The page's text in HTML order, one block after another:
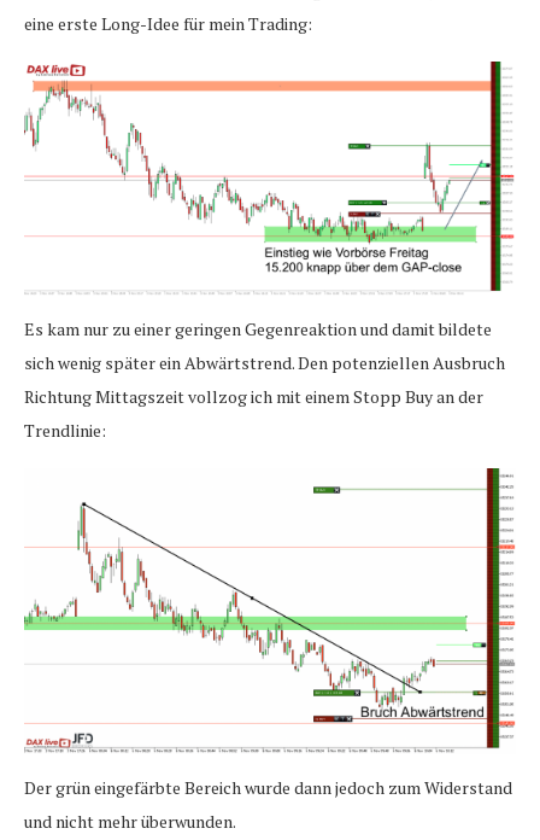
eine erste Long-Idee für mein Trading:
Es kam nur zu einer geringen Gegenreaktion und damit bildete
sich wenig später ein Abwärtstrend. Den potenziellen Ausbruch
Richtung Mittagszeit vollzog ich mit einem Stopp Buy an der
Trendlinie:
Der grün eingefärbte Bereich wurde dann jedoch zum Widerstand
und nicht mehr überwunden.